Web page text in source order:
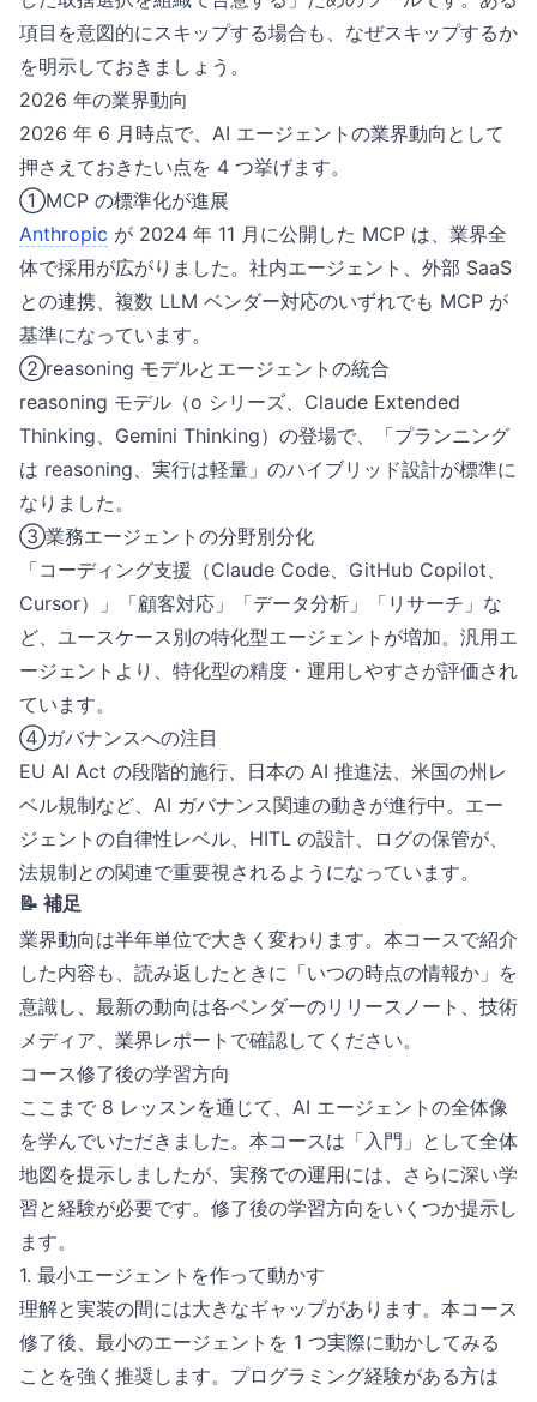
項目を意図的にスキップする場合も、なぜスキップするか
を明示しておきましょう。
2026 年の業界動向
2026 年 6 月時点で、AI エージェントの業界動向として
押さえておきたい点を 4 つ挙げます。
①MCP の標準化が進展
Anthropic が 2024 年 11 月に公開した MCP は、業界全
体で採用が広がりました。社内エージェント、外部 SaaS
との連携、複数 LLM ベンダー対応のいずれでも MCP が
基準になっています。
②reasoning モデルとエージェントの統合
reasoning モデル（o シリーズ、Claude Extended
Thinking、Gemini Thinking）の登場で、「プランニング
は reasoning、実行は軽量」のハイブリッド設計が標準に
なりました。
③業務エージェントの分野別分化
「コーディング支援（Claude Code、GitHub Copilot、
Cursor）」「顧客対応」「データ分析」「リサーチ」な
ど、ユースケース別の特化型エージェントが増加。汎用エ
ージェントより、特化型の精度・運用しやすさが評価され
ています。
④ガバナンスへの注目
EU AI Act の段階的施行、日本の AI 推進法、米国の州レ
ベル規制など、AI ガバナンス関連の動きが進行中。エー
ジェントの自律性レベル、HITL の設計、ログの保管が、
法規制との関連で重要視されるようになっています。
📝 補足
業界動向は半年単位で大きく変わります。本コースで紹介
した内容も、読み返したときに「いつの時点の情報か」を
意識し、最新の動向は各ベンダーのリリースノート、技術
メディア、業界レポートで確認してください。
コース修了後の学習方向
ここまで 8 レッスンを通じて、AI エージェントの全体像
を学んでいただきました。本コースは「入門」として全体
地図を提示しましたが、実務での運用には、さらに深い学
習と経験が必要です。修了後の学習方向をいくつか提示し
ます。
1. 最小エージェントを作って動かす
理解と実装の間には大きなギャップがあります。本コース
修了後、最小のエージェントを 1 つ実際に動かしてみる
ことを強く推奨します。プログラミング経験がある方は